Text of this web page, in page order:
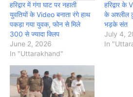
हरिद्वार में गंगा घाट पर नहाती
युवतियों के Video बनाता रंगे हाथ
पकड़ा गया युवक, फोन से मिले
300 से ज्यादा क्लिप
June 2, 2026
In "Uttarakhand"
हरिद्वार के
के अश्लील
भड़के संत
July 4,
In